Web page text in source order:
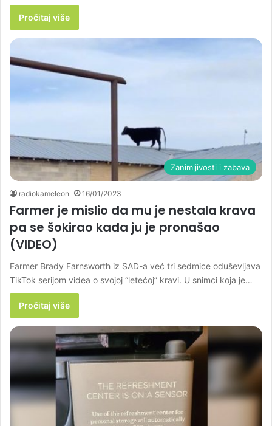
Pročitaj više
Zanimljivosti i zabava
radiokameleon 16/01/2023
Farmer je mislio da mu je nestala krava
pa se šokirao kada ju je pronašao
(VIDEO)
Farmer Brady Farnsworth iz SAD-a već tri sedmice oduševljava
TikTok serijom videa o svojoj “letećoj” kravi. U snimci koja je…
Pročitaj više